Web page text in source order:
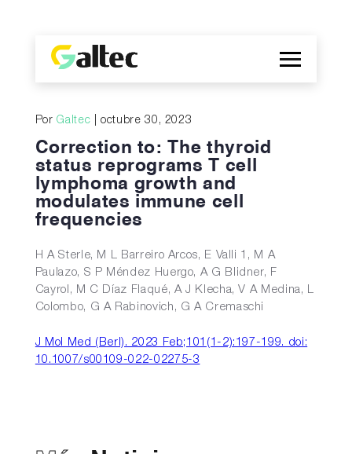
Empresa
Descubrimientos
Programas
Publicaciones
EN
PorGaltec | octubre 30, 2023
Correction to: The thyroid
status reprograms T cell
lymphoma growth and
modulates immune cell
frequencies
H A Sterle, M L Barreiro Arcos, E Valli 1, M A
Paulazo, S P Méndez Huergo, A G Blidner, F
Cayrol, M C Díaz Flaqué, A J Klecha, V A Medina, L
Colombo, G A Rabinovich, G A Cremaschi
J Mol Med (Berl). 2023 Feb;101(1-2):197-199. doi:
10.1007/s00109-022-02275-3